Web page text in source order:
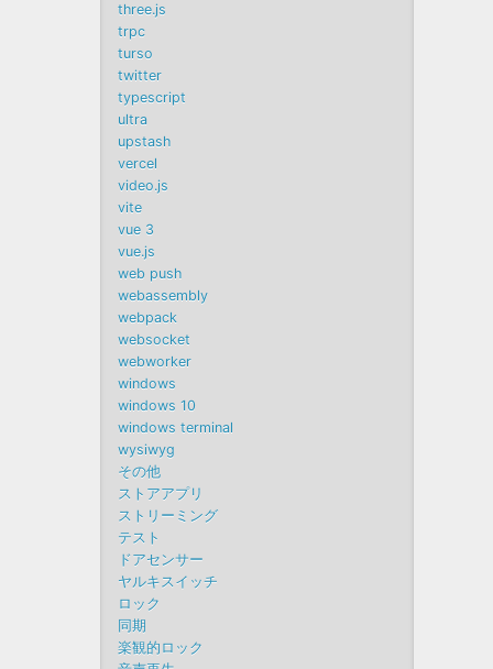
three.js
trpc
turso
twitter
typescript
ultra
upstash
vercel
video.js
vite
vue 3
vue.js
web push
webassembly
webpack
websocket
webworker
windows
windows 10
windows terminal
wysiwyg
その他
ストアアプリ
ストリーミング
テスト
ドアセンサー
ヤルキスイッチ
ロック
同期
楽観的ロック